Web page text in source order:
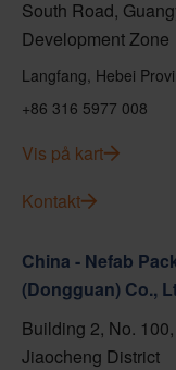
South Road,
Development Zone
Langfang, Hebei
+86 316 5977 008
Vis på kart
Kontakt
China - Nefab
(Dongguan) Co.,
Building 2, No.
Jiaocheng District